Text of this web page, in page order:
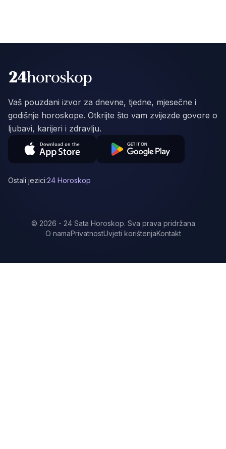
Vaš pouzdani izvor za dnevne, tjedne, mjesečne i
godišnje horoskope. Otkrijte što vam zvijezde govore o
ljubavi, karijeri i zdravlju.
Ostali jezici:24 Horoskop
© 2026 - 24 Sata Horoskop. Sva prava pridržana
O namaPrivatnostUvjeti korištenjaKontakt